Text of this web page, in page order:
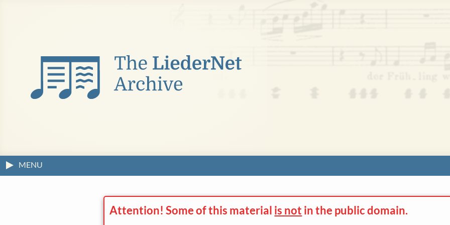
MENU
Attention! Some of this material is not in the public domain.